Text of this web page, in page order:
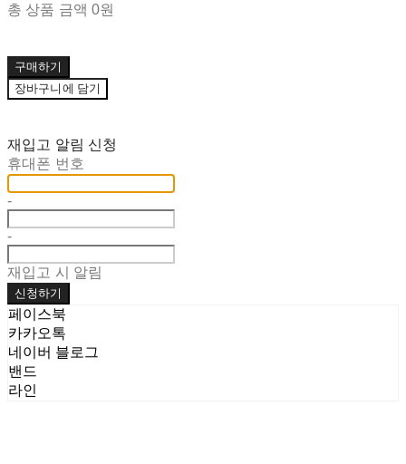
총 상품 금액 0원
구매하기
장바구니에 담기
재입고 알림 신청
휴대폰 번호
-
-
재입고 시 알림
신청하기
페이스북
카카오톡
네이버 블로그
밴드
라인